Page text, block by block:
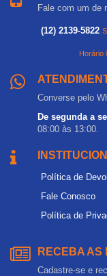
Fale com um de
(12) 2139-5822
Horário
Converse pelo
De segunda a
08:00 às 13:00.
Política de
Fale Conosco
Política de
RECEBA AS
Cadastre-se e